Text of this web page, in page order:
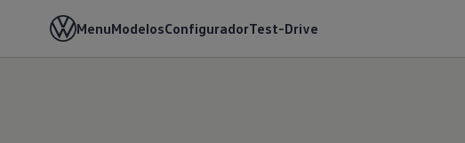
MenuModelosConfiguradorTest-Drive